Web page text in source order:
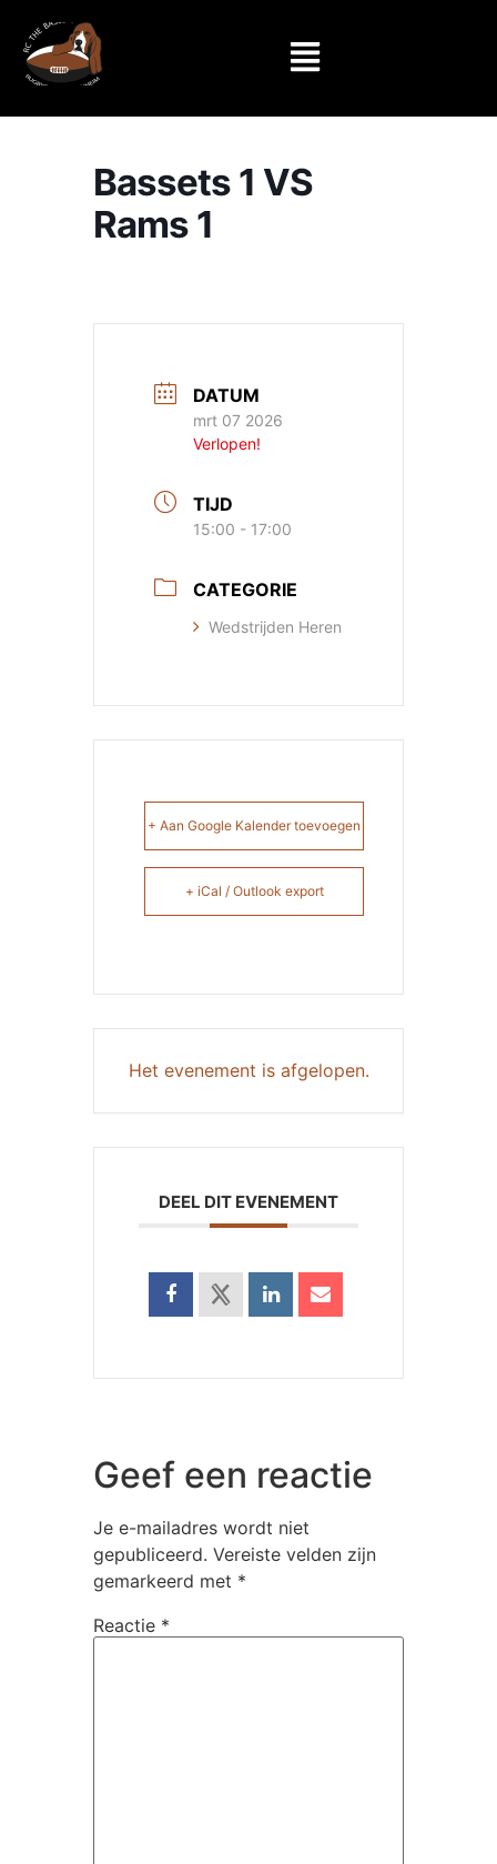
Bassets 1 VS
Rams 1
DATUM
mrt 07 2026
Verlopen!
TIJD
15:00 - 17:00
CATEGORIE
Wedstrijden Heren
+ Aan Google Kalender toevoegen
+ iCal / Outlook export
Het evenement is afgelopen.
DEEL DIT EVENEMENT
Geef een reactie
Je e-mailadres wordt niet
gepubliceerd. Vereiste velden zijn
gemarkeerd met *
Reactie *